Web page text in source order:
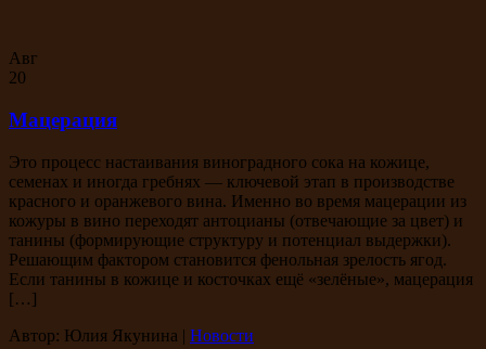
Авг
20
Мацерация
Это процесс настаивания виноградного сока на кожице,
семенах и иногда гребнях — ключевой этап в производстве
красного и оранжевого вина. Именно во время мацерации из
кожуры в вино переходят антоцианы (отвечающие за цвет) и
танины (формирующие структуру и потенциал выдержки).
Решающим фактором становится фенольная зрелость ягод.
Если танины в кожице и косточках ещё «зелёные», мацерация
[…]
Автор: Юлия Якунина | Новости